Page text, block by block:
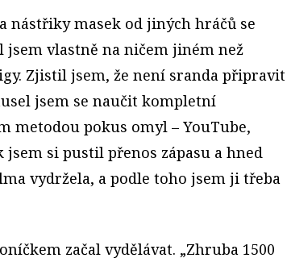
nástřiky masek od jiných hráčů se
jsem vlastně na ničem jiném než
Zjistil jsem, že není sranda připravit
jsem se naučit kompletní
metodou pokus omyl – YouTube,
jsem si pustil přenos zápasu a hned
vydržela, a podle toho jsem ji třeba
začal vydělávat. „Zhruba 1500